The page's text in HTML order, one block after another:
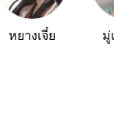
หยางเจี๋ย มู่